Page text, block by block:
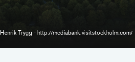
Henrik Trygg - http://mediabank.visitstockholm.com/